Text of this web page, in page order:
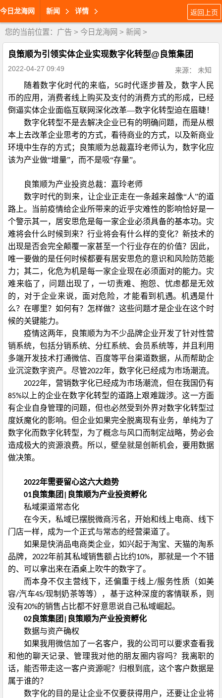
今日龙海网 新闻 详情 返回上页
您的当前位置： 广告 > 今日龙海网 > 新闻 >
良策顺为引领实体企业实现数字化转型@良策集团
2022-04-27 09:49 来源： 未知
随着数字化时代的来临， 5G时代逐步普及，数字人民
币的应用，消费者线上购买及支付的消费方式的形成，已经
倒逼实体企业面临互联网深化改革—数字化转型迫在眉睫！
数字化转型不是去解决企业已有的明确问题，而是从根
本上去改革企业思考的方式，看待商业的方式，以及新商业
环境中生存的方式；良策顺为总裁嘉玲老师认为，数字化应
该为产业做“增量”，而不是吸“存量”。
良策顺为产业投资总裁：嘉玲老师
数字时代的到来，让企业正走在一条越来越像“人”的道
路上。当前疫情给企业所带来的近乎灾难性的影响恰好是一
个警示其一，居安思危是每一家企业必须具备的基本功。灾
难将会什么时候到来？行业将会有什么样的变化？新技术的
出现是否会完全颠覆一家甚至一个行业存在的价值？因此，
唯一要做的是任何时候都要有居安思危的意识和风险防范能
力；其二，化危为机是每一家企业现在必须面对的能力。灾
难来临了，问题出现了，一切责难、抱怨、忧虑都是无效
的，对于企业来说，面对危险，才能看到机遇。机遇是什
么？在哪里？如何有？怎样做？这些问题才是企业在这个时
候的关键能力。
疫情这两年，良策顺为为不少品牌企业开发了针对性营
销系统，包括分销系统、分红系统、会员系统等，并且利用
多端开发技术打通微信、百度等平台渠道数据，从而帮助企
业沉淀数字资产。尽管2022年，数字化已经成为市场潮流。
2022年，营销数字化已经成为市场潮流，但在我国仍有
85%以上的企业在数字化转型的道路上艰难跋涉。这一方面
有企业自身管理的问题，但也必然受到外界对数字化转型过
度妖魔化的影响。但企业如果完全脱离现有业务，单纯为了
数字化而数字化转型，为了概念与风口而制定战略，势必会
造成极大的资源浪费。所以，壁垒就是创新机会，要用数据
做决策。
2022年需要留心这六大趋势
01 良策集团
良策顺为产业投资孵化
私域渠道常态化
在今天，私域已摆脱微商污名，开始和线上电商、线下
门店一样，成为一个正式与常态的经营渠道了。
如果是快消品电商类企业，如兴起于淘宝、天猫的淘系
品牌， 2022年前其私域销售额占比约10%，那就是一个不错
的、可以拿出来在酒桌上吹牛的数字了。
而本身不仅主营线下，还偏重于线上/服务性质（如美
容/汽车4S/现制奶茶等等），基于这种深度的客情联系，则
没有20%的销售占比都不好意思说自己私域崛起。
02 良策集团
良策顺为产业投资孵化
数据与资产确权
如果我用微信加了一名客户，我的公司可以要求查看我
和他的聊天记录、管理我对他的朋友圈内容吗？我离职的
话，能否带走这一客户资源呢？归根到底，这个客户数据是
属于谁的？
数字化的目的是让企业不仅要获得用户，还要让企业将